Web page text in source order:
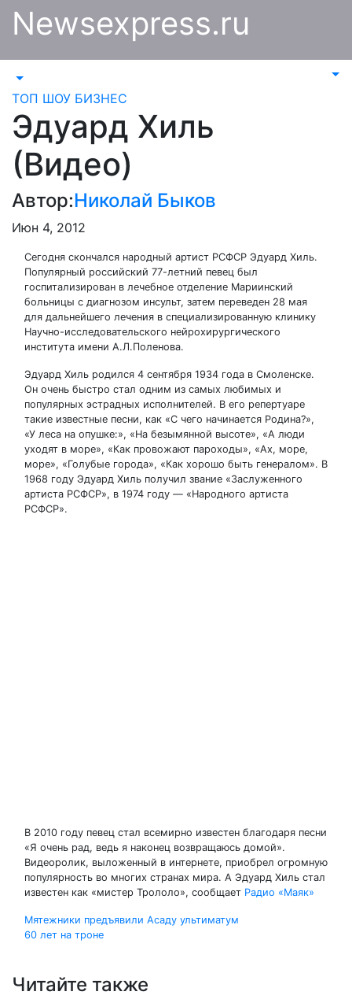
Перейти
Newsexpress.ru
ТОП ШОУ БИЗНЕС
Эдуард Хиль
(Видео)
Автор:Николай Быков
Июн 4, 2012
Сегодня скончался народный артист РСФСР Эдуард Хиль.
Популярный российский 77-летний певец был
госпитализирован в лечебное отделение Мариинский
больницы с диагнозом инсульт, затем переведен 28 мая
для дальнейшего лечения в специализированную клинику
Научно-исследовательского нейрохирургического
института имени А.Л.Поленова.
Эдуард Хиль родился 4 сентября 1934 года в Смоленске.
Он очень быстро стал одним из самых любимых и
популярных эстрадных исполнителей. В его репертуаре
такие известные песни, как «С чего начинается Родина?»,
«У леса на опушке:», «На безымянной высоте», «А люди
уходят в море», «Как провожают пароходы», «Ах, море,
море», «Голубые города», «Как хорошо быть генералом». В
1968 году Эдуард Хиль получил звание «Заслуженного
артиста РСФСР», в 1974 году — «Народного артиста
РСФСР».
В 2010 году певец стал всемирно известен благодаря песни
«Я очень рад, ведь я наконец возвращаюсь домой».
Видеоролик, выложенный в интернете, приобрел огромную
популярность во многих странах мира. А Эдуард Хиль стал
известен как «мистер Трололо», сообщает Радио «Маяк»
Навигация
записям
Мятежники предъявили Асаду ультиматум
60 лет на троне
Читайте также